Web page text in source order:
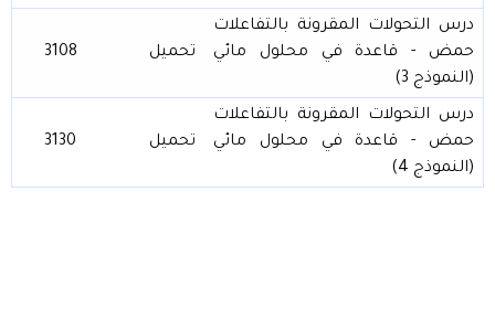
درس التحولات المقرونة بالتفاعلات
حمض - قاعدة في محلول مائي
(النموذج 3)
تحميل 3108
درس التحولات المقرونة بالتفاعلات
حمض - قاعدة في محلول مائي
(النموذج 4)
تحميل 3130